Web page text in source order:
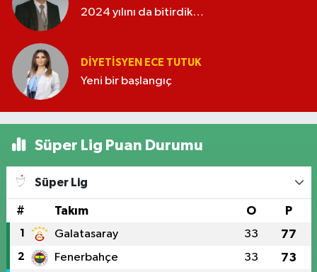
2024 yılını da bitirdik…
DIYETISYEN ECE TUTUK
Yeni bir başlangıç
Süper Lig Puan Durumu
Süper Lig
# Takım O P
1 Galatasaray 33 77
2 Fenerbahçe 33 73